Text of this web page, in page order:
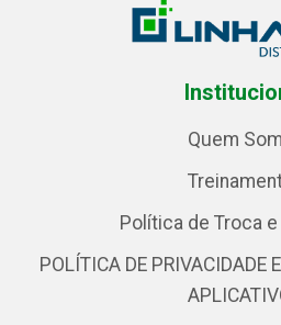
Quem
Política de Troca
POLÍTICA DE PRIVACIDADE